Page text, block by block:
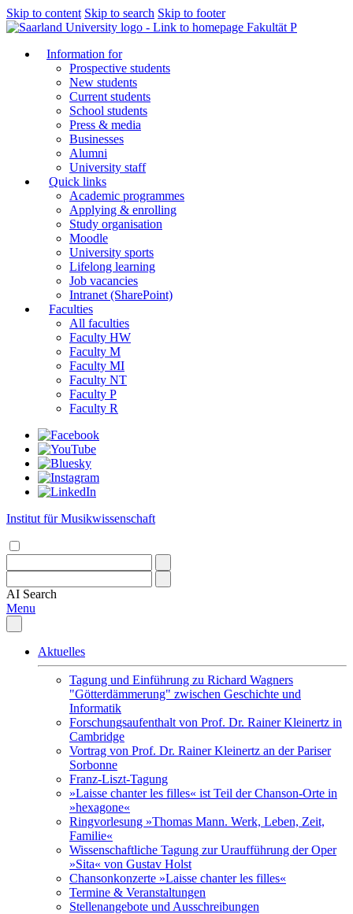
Skip to content Skip to search Skip to footer
Fakultät P
Information for
Prospective students
New students
Current students
School students
Press & media
Businesses
Alumni
University staff
Quick links
Academic programmes
Applying & enrolling
Study organisation
Moodle
University sports
Lifelong learning
Job vacancies
Intranet (SharePoint)
Faculties
All faculties
Faculty HW
Faculty M
Faculty MI
Faculty NT
Faculty P
Faculty R
Institut für Musikwissenschaft
AI Search
Menu
Aktuelles
Tagung und Einführung zu Richard Wagners
"Götterdämmerung" zwischen Geschichte und
Informatik
Forschungsaufenthalt von Prof. Dr. Rainer Kleinertz in
Cambridge
Vortrag von Prof. Dr. Rainer Kleinertz an der Pariser
Sorbonne
Franz-Liszt-Tagung
»Laisse chanter les filles« ist Teil der Chanson-Orte in
»hexagone«
Ringvorlesung »Thomas Mann. Werk, Leben, Zeit,
Familie«
Wissenschaftliche Tagung zur Uraufführung der Oper
»Sita« von Gustav Holst
Chansonkonzerte »Laisse chanter les filles«
Termine & Veranstaltungen
Stellenangebote und Ausschreibungen